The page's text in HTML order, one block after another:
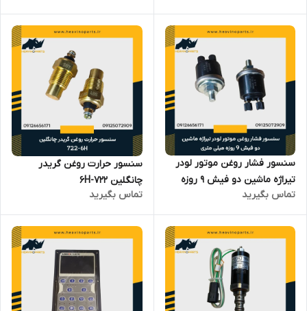
سنسور فشار روغن موتور لودر
تیراژه ماشین دو فیش 9 روزه
میلی متری
تماس بگیرید
سنسور حرارت روغن گریدر
چانگلین 722-6H
تماس بگیرید